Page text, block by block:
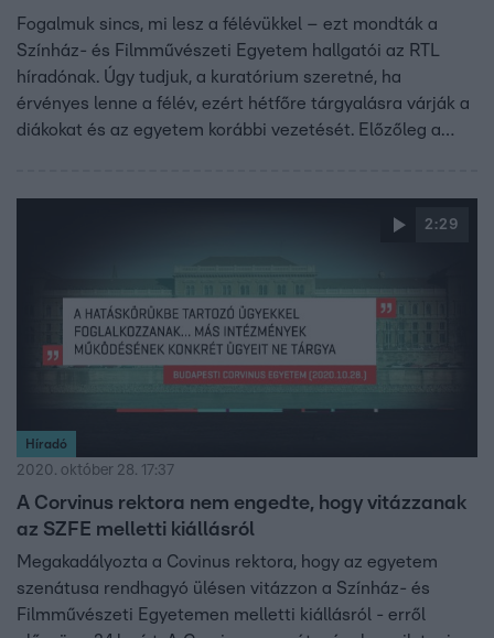
Fogalmuk sincs, mi lesz a félévükkel – ezt mondták a
Színház- és Filmművészeti Egyetem hallgatói az RTL
híradónak. Úgy tudjuk, a kuratórium szeretné, ha
érvényes lenne a félév, ezért hétfőre tárgyalásra várják a
diákokat és az egyetem korábbi vezetését. Előzőleg a
2:29
Híradó
2020. október 28. 17:37
A Corvinus rektora nem engedte, hogy vitázzanak
az SZFE melletti kiállásról
Megakadályozta a Covinus rektora, hogy az egyetem
szenátusa rendhagyó ülésen vitázzon a Színház- és
Filmművészeti Egyetemen melletti kiállásról - erről